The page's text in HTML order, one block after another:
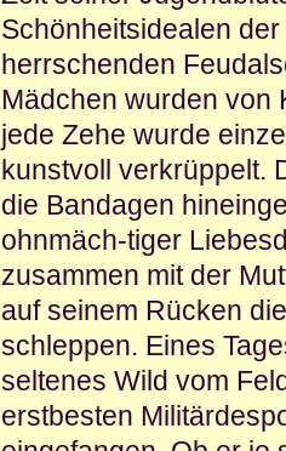
Schönheitsidealen
herrschenden
Mädchen wurden von
jede Zehe wurde
kunstvoll verkrüppelt.
die Bandagen
ohnmäch-tiger
zusammen mit der
auf seinem Rücken
schleppen. Eines
seltenes Wild vom
erstbesten